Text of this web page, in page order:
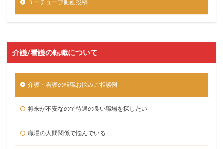
ユーチューブ動画投稿
介護/看護の転職について
介護・看護の転職お悩みご相談例
将来が不安なので待遇の良い職場を探したい
職場の人間関係で悩んでいる